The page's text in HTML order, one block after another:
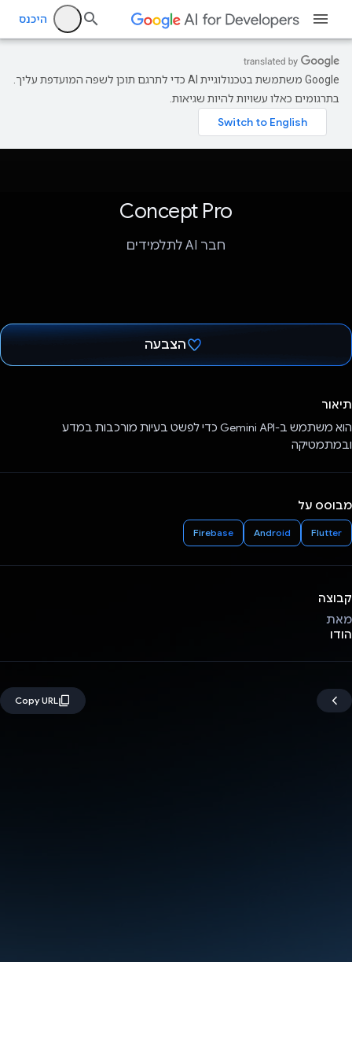
היכנס
‫Google משתמשת בטכנולוגיית AI כדי לתרגם תוכן לשפה המועדפת עליך.
בתרגומים כאלו עשויות להיות שגיאות.
Concept Pro
חבר AI לתלמידים
הצבעה
תיאור
הוא משתמש ב-Gemini API כדי לפשט בעיות מורכבות במדע
ובמתמטיקה
מבוסס על
Flutter
Android
Firebase
קבוצה
מאת
הודו